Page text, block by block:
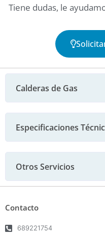
Tiene dudas, le
Calderas de Gas
Especificaciones
Otros Servicios
Contacto
689221754